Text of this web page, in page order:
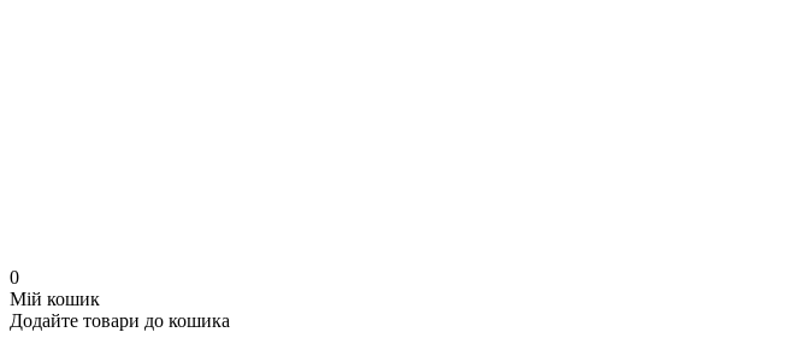
0
Мій кошик
Додайте товари до кошика